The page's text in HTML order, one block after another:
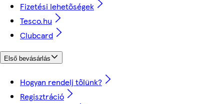
Fizetési lehetőségek
Tesco.hu
Clubcard
Első bevásárlás
Hogyan rendelj tőlünk?
Regisztráció